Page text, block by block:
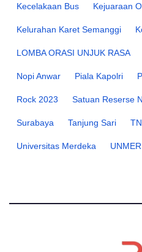
Kecelakaan Bus Kejuaraan
Kelurahan Karet Semanggi
LOMBA ORASI UNJUK RASA
Nopi Anwar Piala Kapolri
Rock 2023 Satuan Reserse
Surabaya Tanjung Sari
Universitas Merdeka UNMER